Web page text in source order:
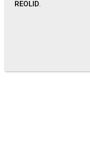
REOLID.